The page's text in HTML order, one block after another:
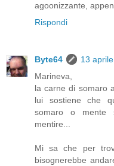
agoonizzante,
Rispondi
Byte64
13
Marineva,
la carne di somaro
lui sostiene che
somaro o mente
mentire...
Mi sa che per
bisognerebbe